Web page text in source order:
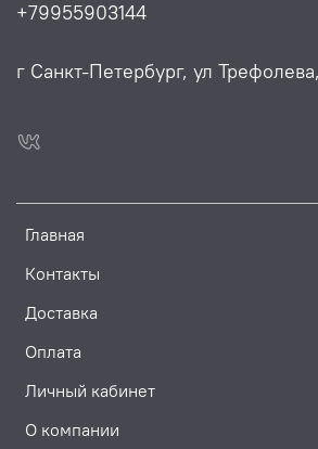
Главная
Контакты
Доставка
Оплата
Личный кабинет
О компании
+79955903144
г Санкт-Петербург, ул